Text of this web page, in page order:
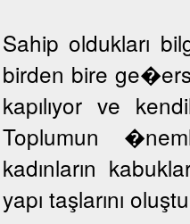
Sahip oldukları
birden bire
kapılıyor ve
Toplumun
kadınların
yapı taşlarını